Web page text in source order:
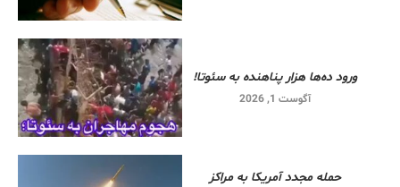
ورود ده‌ها هزار پناهنده به سئوتا!
آگوست 1, 2026
حمله مجدد آمریکا به مراکز